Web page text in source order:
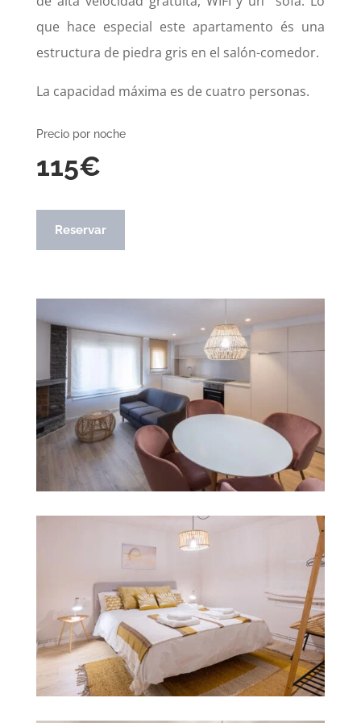
que hace especial este apartamento és una
estructura de piedra gris en el salón-comedor.
La capacidad máxima es de cuatro personas.
Precio por noche
115€
Reservar